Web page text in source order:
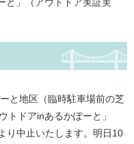
と地区（臨時駐車場前の芝
トドアinあるかぽーと」
り中止いたします。明日10